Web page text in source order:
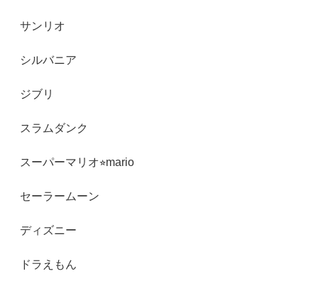
サンリオ
シルバニア
ジブリ
スラムダンク
スーパーマリオ⭐︎mario
セーラームーン
ディズニー
ドラえもん